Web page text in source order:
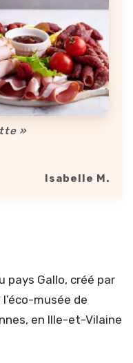
»
Isabelle M.
Gallo, créé par
musée de
en Ille-et-Vilaine